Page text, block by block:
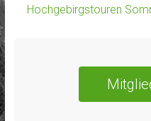
Hochgebirgstouren